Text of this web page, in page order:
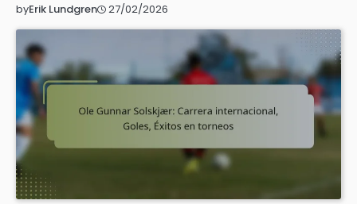
byErik Lundgren 27/02/2026